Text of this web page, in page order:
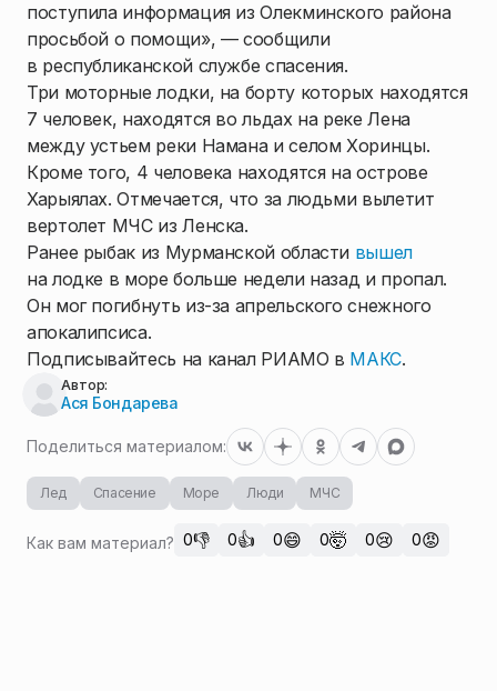
поступила информация из Олекминского района
просьбой о помощи», — сообщили
в республиканской службе спасения.
Три моторные лодки, на борту которых находятся
7 человек, находятся во льдах на реке Лена
между устьем реки Намана и селом Хоринцы.
Кроме того, 4 человека находятся на острове
Харыялах. Отмечается, что за людьми вылетит
вертолет МЧС из Ленска.
Ранее рыбак из Мурманской области вышел
на лодке в море больше недели назад и пропал.
Он мог погибнуть из-за апрельского снежного
апокалипсиса.
Подписывайтесь на канал РИАМО в МАКС.
Автор:
Ася Бондарева
Поделиться материалом:
Лед Спасение Море Люди МЧС
Как вам материал? 0👎 0👍 0😄 0🤯 0😢 0😡